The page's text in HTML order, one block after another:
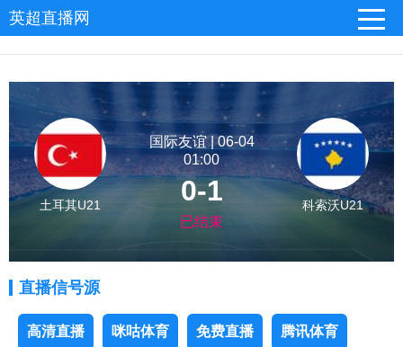
英超直播网
土耳其U21
国际友谊 | 06-04
01:00
0-1
已结束
科索沃U21
直播信号源
高清直播 咪咕体育 免费直播 腾讯体育